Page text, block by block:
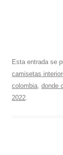
Esta entrada se
camisetas
colombia, donde
2022.